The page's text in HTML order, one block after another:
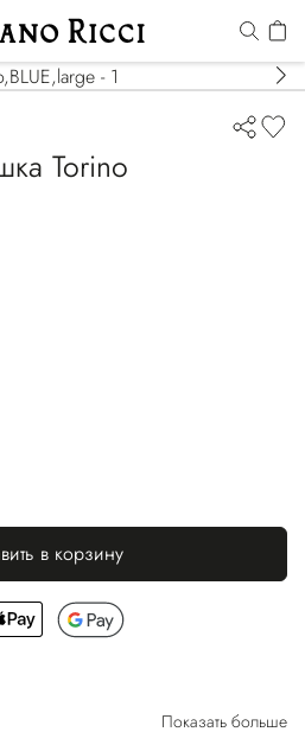
Torino
в корзину
Показать больше